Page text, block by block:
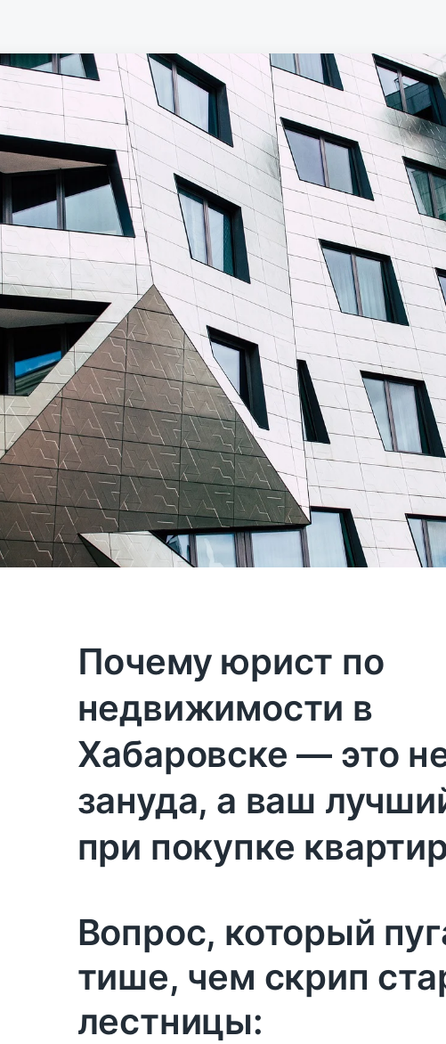
Почему юрист по
недвижимости в
Хабаровске — это
зануда, а ваш
при покупке
Вопрос, который
тише, чем скрип
лестницы: